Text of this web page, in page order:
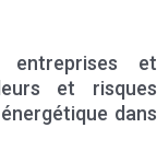
entreprises et
et risques
dans